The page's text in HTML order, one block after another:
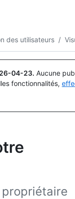
des utilisateurs /
04-23. Aucune
fonctionnalités,